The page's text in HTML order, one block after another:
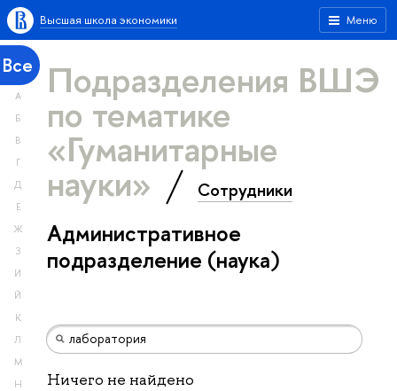
Меню
Высшая школа экономики
Все
А
Б
В
Г
Д
Е
Ж
З
И
Й
К
Л
М
Н
Подразделения ВШЭ
по тематике
«Гуманитарные
науки» Сотрудники
Административное
подразделение (наука)
Ничего не найдено